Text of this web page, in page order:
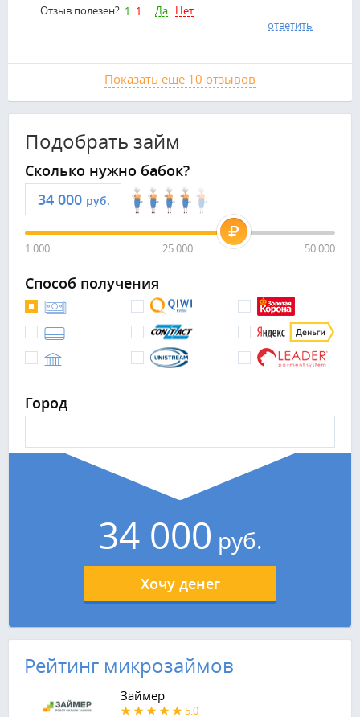
Отзыв полезен? 1 1 Да Нет
ответить
Показать еще 10 отзывов
Подобрать займ
Сколько нужно бабок?
руб.
1 000 25 000 50 000
Способ получения
Город
34 000 руб.
Хочу денег
Рейтинг микрозаймов
Займер
5.0